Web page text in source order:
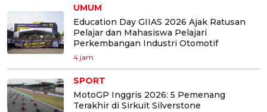
UMUM
Education Day GIIAS 2026 Ajak Ratusan
Pelajar dan Mahasiswa Pelajari
Perkembangan Industri Otomotif
4 jam
SPORT
MotoGP Inggris 2026: 5 Pemenang
Terakhir di Sirkuit Silverstone